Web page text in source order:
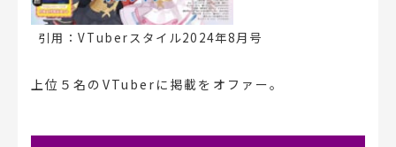
引用：VTuberスタイル2024年8月号
上位５名のVTuberに掲載をオファー。